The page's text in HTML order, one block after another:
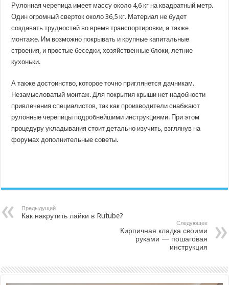
Рулонная черепица имеет массу около 4,6 кг на квадратный метр.
Один огромный сверток около 36,5 кг. Материал не будет
создавать трудностей во время транспортировки, а также
монтаже. Им возможно покрывать и крупные капитальные
строения, и простые беседки, хозяйственные блоки, летние
кухоньки.
А также достоинство, которое точно приглянется дачникам.
Незамысловатый монтаж. Для покрытия крыши нет надобности
привлечения специалистов, так как производители снабжают
рулонные черепицы подробнейшими инструкциями. При этом
процедуру укладывания стоит детально изучить, взглянув на
форумах дополнительные советы.
Предыдущий
Как накрутить лайки в Rutube?
Следующее
Кирпичная кладка своими
руками — пошаговая
инструкция